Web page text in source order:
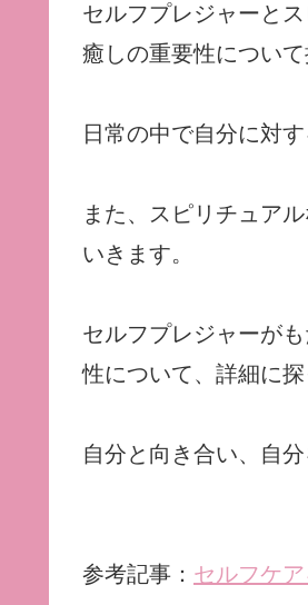
セルフプレジャーと
癒しの重要性について
日常の中で自分に対
また、スピリチュア
いきます。
セルフプレジャーが
性について、詳細に探
自分と向き合い、自
参考記事： セルフケ